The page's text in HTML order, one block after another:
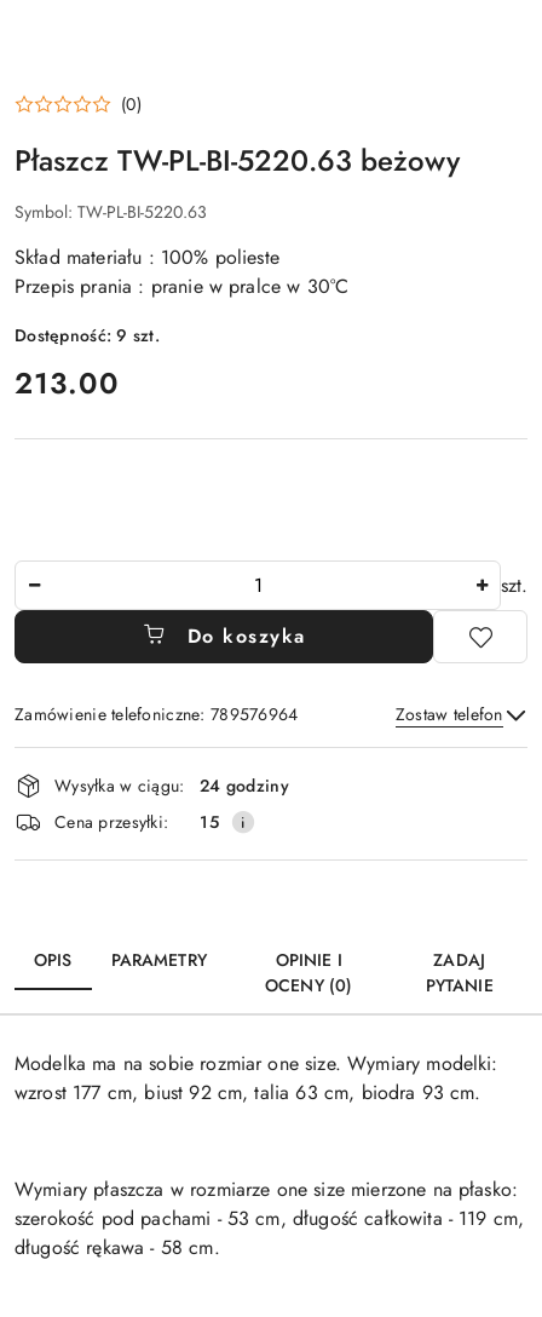
(0)
Płaszcz TW-PL-BI-5220.63 beżowy
Symbol: TW-PL-BI-5220.63
Skład materiału : 100% polieste
Przepis prania : pranie w pralce w 30°C
Dostępność:9 szt.
cena:
213.00
szt.
Do koszyka
Zamówienie telefoniczne: 789576964 Zostaw telefon
Wyślij
Dostępność
i
dostawa
Wysyłka w ciągu:
24 godziny
Cena przesyłki:
15
OPIS PARAMETRY
OPINIE I
OCENY (0)
ZADAJ
PYTANIE
Modelka ma na sobie rozmiar one size. Wymiary modelki:
wzrost 177 cm, biust 92 cm, talia 63 cm, biodra 93 cm.
Wymiary płaszcza w rozmiarze one size mierzone na płasko:
szerokość pod pachami - 53 cm, długość całkowita - 119 cm,
długość rękawa - 58 cm.